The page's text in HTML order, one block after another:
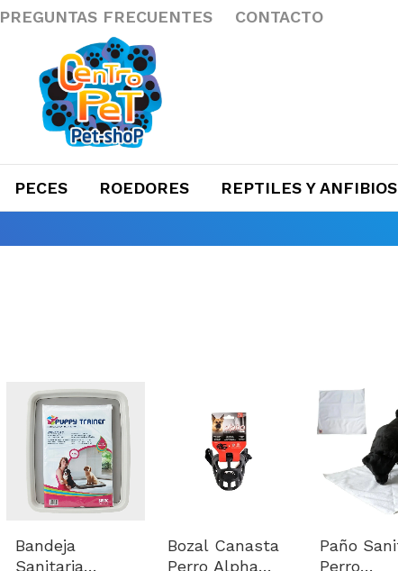
PREGUNTAS FRECUENTES CONTACTO
PECES ROEDORES REPTILES Y ANFIBIOS
El Pet
Bandeja
Sanitaria
Bozal Canasta
Perro Alpha
Paño
Perro